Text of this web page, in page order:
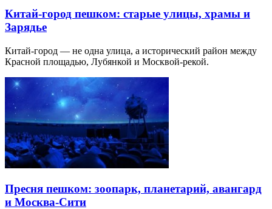
Китай-город пешком: старые улицы, храмы и
Зарядье
Китай-город — не одна улица, а исторический район между
Красной площадью, Лубянкой и Москвой-рекой.
Пресня пешком: зоопарк, планетарий, авангард
и Москва-Сити